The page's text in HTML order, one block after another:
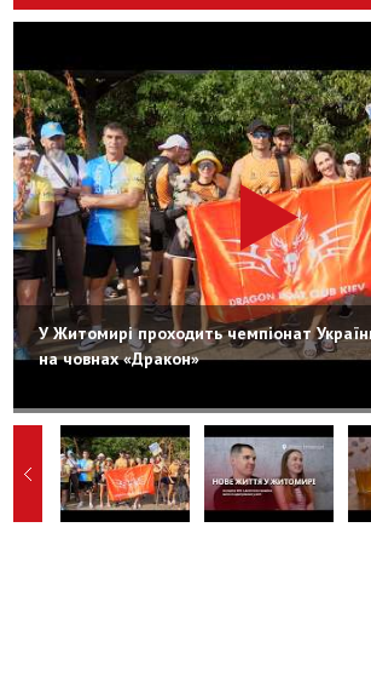
У Житомирі проходить чемпіонат
на човнах «Дракон»